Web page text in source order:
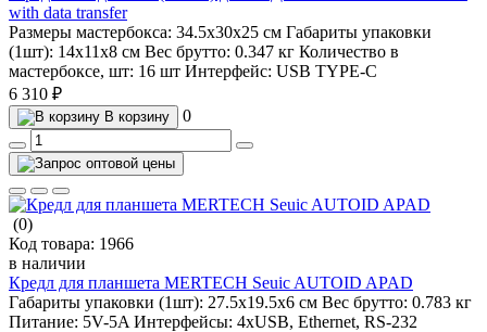
with data transfer
Размеры мастербокса: 34.5х30х25 см Габариты упаковки
(1шт): 14х11х8 см Вес брутто: 0.347 кг Количество в
мастербоксе, шт: 16 шт Интерфейс: USB TYPE-C
6 310 ₽
В корзину 0
(0)
Код товара: 1966
в наличии
Кредл для планшета MERTECH Seuic AUTOID APAD
Габариты упаковки (1шт): 27.5х19.5х6 см Вес брутто: 0.783 кг
Питание: 5V-5A Интерфейсы: 4хUSB, Ethernet, RS-232